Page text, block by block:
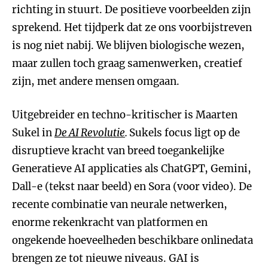
richting in stuurt. De positieve voorbeelden zijn
sprekend. Het tijdperk dat ze ons voorbijstreven
is nog niet nabij. We blijven biologische wezen,
maar zullen toch graag samenwerken, creatief
zijn, met andere mensen omgaan.
Uitgebreider en techno-kritischer is Maarten
Sukel inDe AI Revolutie. Sukels focus ligt op de
disruptieve kracht van breed toegankelijke
Generatieve AI applicaties als ChatGPT, Gemini,
Dall-e (tekst naar beeld) en Sora (voor video). De
recente combinatie van neurale netwerken,
enorme rekenkracht van platformen en
ongekende hoeveelheden beschikbare onlinedata
brengen ze tot nieuwe niveaus. GAI is